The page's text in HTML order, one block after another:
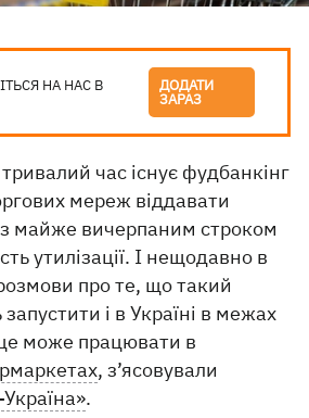
НА НАС В ДОДАТИ
ЗАРАЗ
час існує фудбанкінг
мереж віддавати
майже вичерпаним строком
утилізації. І нещодавно в
про те, що такий
і в Україні в межах
може працювати в
, з’ясовували
.